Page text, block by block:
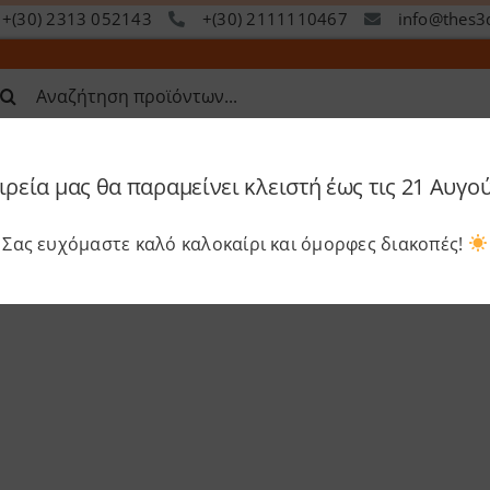
+(30) 2313 052143 +(30) 2111110467
Services Academy
εκτύπωσης που αλλάζει τα δεδομένα
μας θα παραμείνει κλειστή έως τις 21
Σας ευχόμαστε καλό καλοκαίρι και όμορφες διακοπές!